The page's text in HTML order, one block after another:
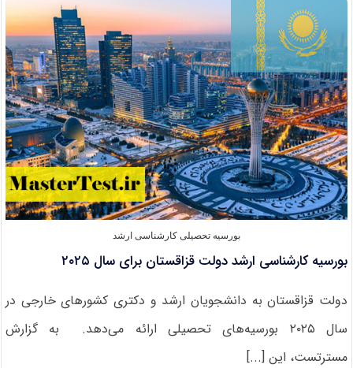
برای
سال
۲۰۲۵
بورسیه تحصیلی کارشناسی ارشد
بورسیه کارشناسی ارشد دولت قزاقستان برای سال ۲۰۲۵
دولت قزاقستان به دانشجویان ارشد و دکتری کشورهای خارجی در
سال ۲۰۲۵ بورسیه‌های تحصیلی ارائه می‌دهد. به گزارش
مسترتست، این [...]